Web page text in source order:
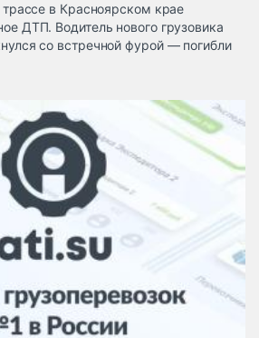
грузовые
терминалы
Коммерческий
Автосервис,
запчасти, шины
Топливо, масла и
автохимия
Дзен
в Красноярском крае
ДТП. Водитель нового грузовика
со встречной фурой — погибли